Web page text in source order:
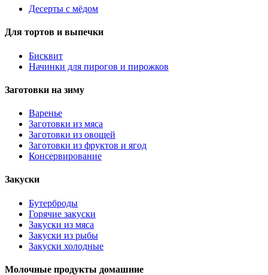
Десерты с мёдом
Для тортов и выпечки
Бисквит
Начинки для пирогов и пирожков
Заготовки на зиму
Варенье
Заготовки из мяса
Заготовки из овощей
Заготовки из фруктов и ягод
Консервирование
Закуски
Бутерброды
Горячие закуски
Закуски из мяса
Закуски из рыбы
Закуски холодные
Молочные продукты домашние